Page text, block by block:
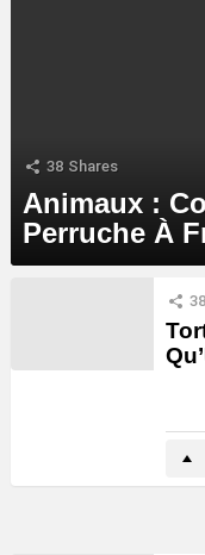
38 Shares
Animaux :
Perruche À
38